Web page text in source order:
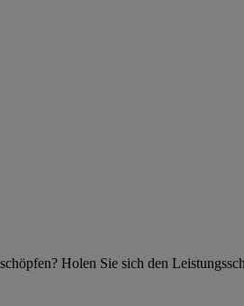
Holen Sie sich den